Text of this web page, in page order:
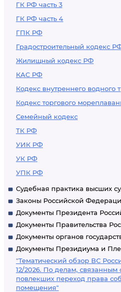
ГК РФ часть 3
ГК РФ часть 4
ГПК РФ
Градостроительный кодекс
Жилищный кодекс РФ
КАС РФ
Кодекс внутреннего водного
Кодекс торгового
Семейный кодекс
ТК РФ
УИК РФ
УК РФ
УПК РФ
Судебная практика высших
Законы Российской
Документы Президента
Документы Правительства
Документы органов
Документы Президиума и
"Тематический обзор ВС
12/2026. По делам, связанным
повлекших переход права
помещения"